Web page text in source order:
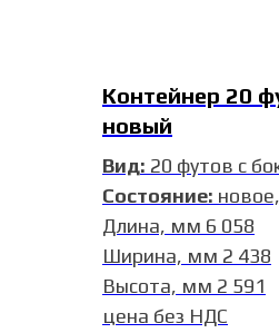
Контейнер 20
новый
Вид: 20 футов с
Состояние:
Длина, мм 6 058
Ширина, мм 2 438
Высота, мм 2 591
цена без НДС